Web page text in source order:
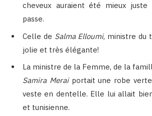
cheveux auraient été mieux juste
passe.
Celle de Salma Elloumi, ministre du
jolie et très élégante!
La ministre de la Femme, de la
Samira Meraiportait une robe
veste en dentelle. Elle lui allait
et tunisienne.